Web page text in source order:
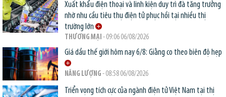
Xuất khẩu điện thoại và linh kiện duy trì đà tăng trưởng
nhờ nhu cầu tiêu thụ điện tử phục hồi tại nhiều thị
trường lớn
THƯƠNG MẠI - 09:06 06/08/2026
Giá dầu thế giới hôm nay 6/8: Giằng co theo biên độ hẹp
NĂNG LƯỢNG - 08:58 06/08/2026
Triển vọng tích cực của ngành điện tử Việt Nam tại thị